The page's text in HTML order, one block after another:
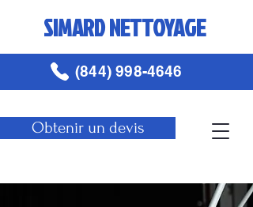
SIMARD NETTOYAGE
Obtenir un devis
(844) 998-4646